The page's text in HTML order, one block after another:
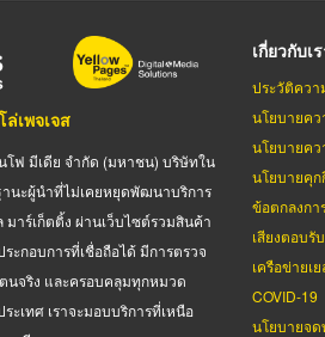
เพจเจส
โฟ มีเดีย จำกัด (มหาชน) บริษัทใน
ฐานะผู้นำที่ไม่เคยหยุดพัฒนาบริการ
าร์เก็ตติ้ง ผ่านเว็บไซต์รวมสินค้า
ะกอบการที่เชื่อถือได้ มีการตรวจ
นจริง และครอบคลุมทุกหมวด
ะเทศ เราจะมอบบริการที่เหนือ
เกี่ยวกับเ
ประวัติควา
นโยบายค
นโยบายคว
นโยบายคุก
ข้อตกลงกา
เสียงตอบ
เครือข่ายเ
COVID-19
นโยบายจด